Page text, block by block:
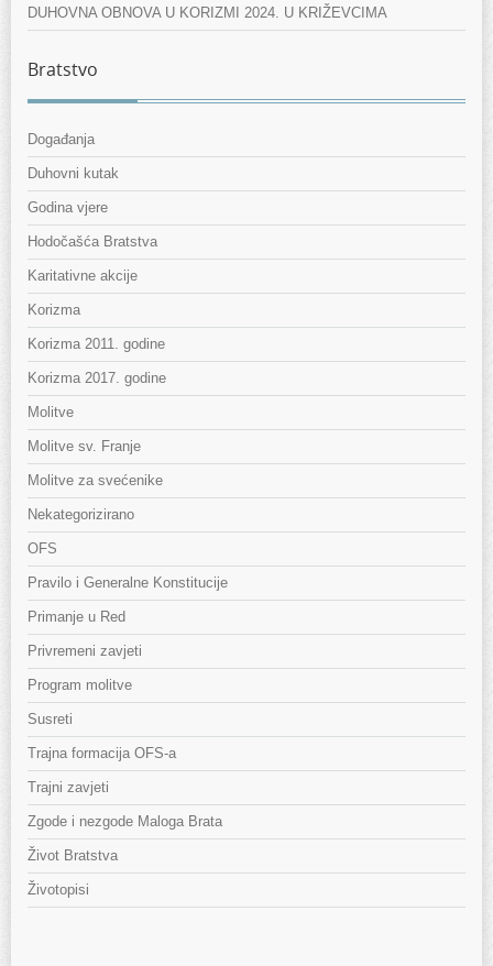
DUHOVNA OBNOVA U KORIZMI 2024. U KRIŽEVCIMA
Bratstvo
Događanja
Duhovni kutak
Godina vjere
Hodočašća Bratstva
Karitativne akcije
Korizma
Korizma 2011. godine
Korizma 2017. godine
Molitve
Molitve sv. Franje
Molitve za svećenike
Nekategorizirano
OFS
Pravilo i Generalne Konstitucije
Primanje u Red
Privremeni zavjeti
Program molitve
Susreti
Trajna formacija OFS-a
Trajni zavjeti
Zgode i nezgode Maloga Brata
Život Bratstva
Životopisi